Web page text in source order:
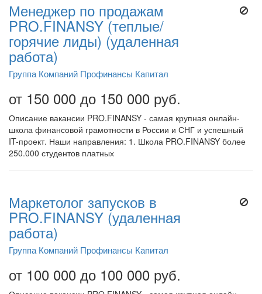
Менеджер по продажам
PRO.FINANSY (теплые/
горячие лиды) (удаленная
работа)
Группа Компаний Профинансы Капитал
от 150 000 до 150 000 руб.
Описание вакансии PRO.FINANSY - самая крупная онлайн-
школа финансовой грамотности в России и СНГ и успешный
IT-проект. Наши направления: 1. Школа PRO.FINANSY более
250.000 студентов платных
Маркетолог запусков в
PRO.FINANSY (удаленная
работа)
Группа Компаний Профинансы Капитал
от 100 000 до 100 000 руб.